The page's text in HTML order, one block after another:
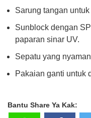
Sarung tangan
Sunblock dengan
paparan sinar UV.
Sepatu yang
Pakaian ganti untuk
Bantu Share Ya Kak: